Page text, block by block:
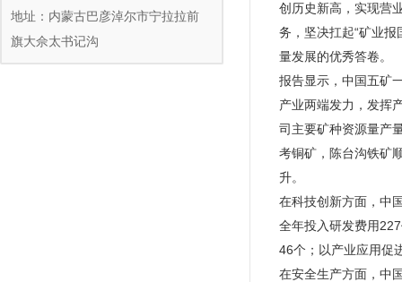
地址：内蒙古巴彦淖尔市宁拉拉前
旗大佘太书记沟
创历史新高，实现营
务，坚决扛起“矿业报
量发展的优秀答卷。
报告显示，中国五矿
产业两端发力，发挥
司主要矿种资源量产
考铜矿，陈台沟铁矿
升。
在科技创新方面，中
全年投入研发费用
46个；以产业应用促
在安全生产方面，中